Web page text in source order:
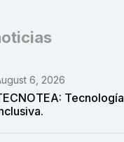
6, 2026
Tecnología